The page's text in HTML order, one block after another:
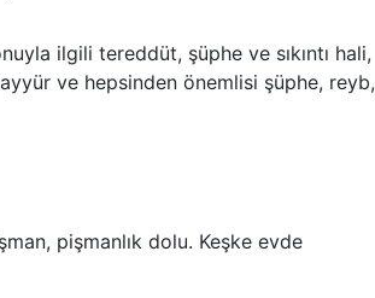
ilgili tereddüt, şüphe ve sıkıntı hali,
ve hepsinden önemlisi şüphe, reyb,
pişmanlık dolu. Keşke evde